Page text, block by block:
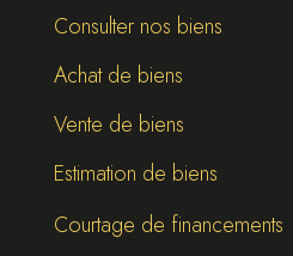
Consulter nos biens
Achat de biens
Vente de biens
Estimation de biens
Courtage de financements